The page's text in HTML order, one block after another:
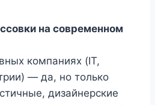
на современном
компаниях (IT,
— да, но только
дизайнерские